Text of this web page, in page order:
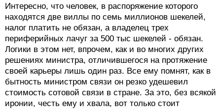
Интересно, что человек, в распоряжение которого
находятся две виллы по семь миллионов шекелей,
налог платить не обязан, а владелец трех
периферийных лачуг за 500 тыс шекелей - обязан.
Логики в этом нет, впрочем, как и во многих других
решениях министра, отличившегося на протяжение
своей карьеры лишь один раз. Все ему помнят, как в
бытность министром связи он резко удешевил
стоимость сотовой связи в стране. За это, без всякой
иронии, честь ему и хвала, вот только стоит